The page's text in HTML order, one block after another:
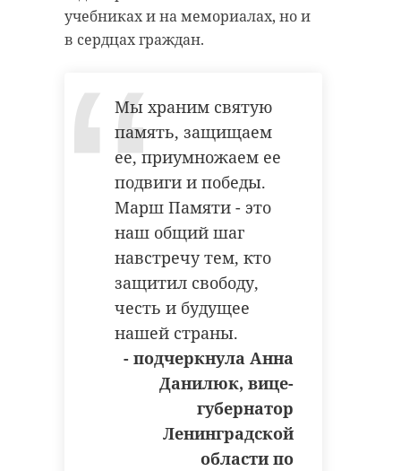
учебниках и на мемориалах, но и
в сердцах граждан.
Мы храним святую
память, защищаем
ее, приумножаем ее
подвиги и победы.
Марш Памяти - это
наш общий шаг
навстречу тем, кто
защитил свободу,
честь и будущее
нашей страны.
- подчеркнула Анна
Данилюк, вице-
губернатор
Ленинградской
области по